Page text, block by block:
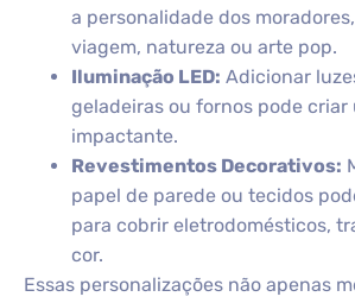
a personalidade dos
viagem, natureza ou arte pop.
Iluminação LED: Adicionar
geladeiras ou fornos pode
impactante.
Revestimentos Decorativos:
papel de parede ou tecidos
para cobrir eletrodomésticos,
cor.
Essas personalizações não apenas